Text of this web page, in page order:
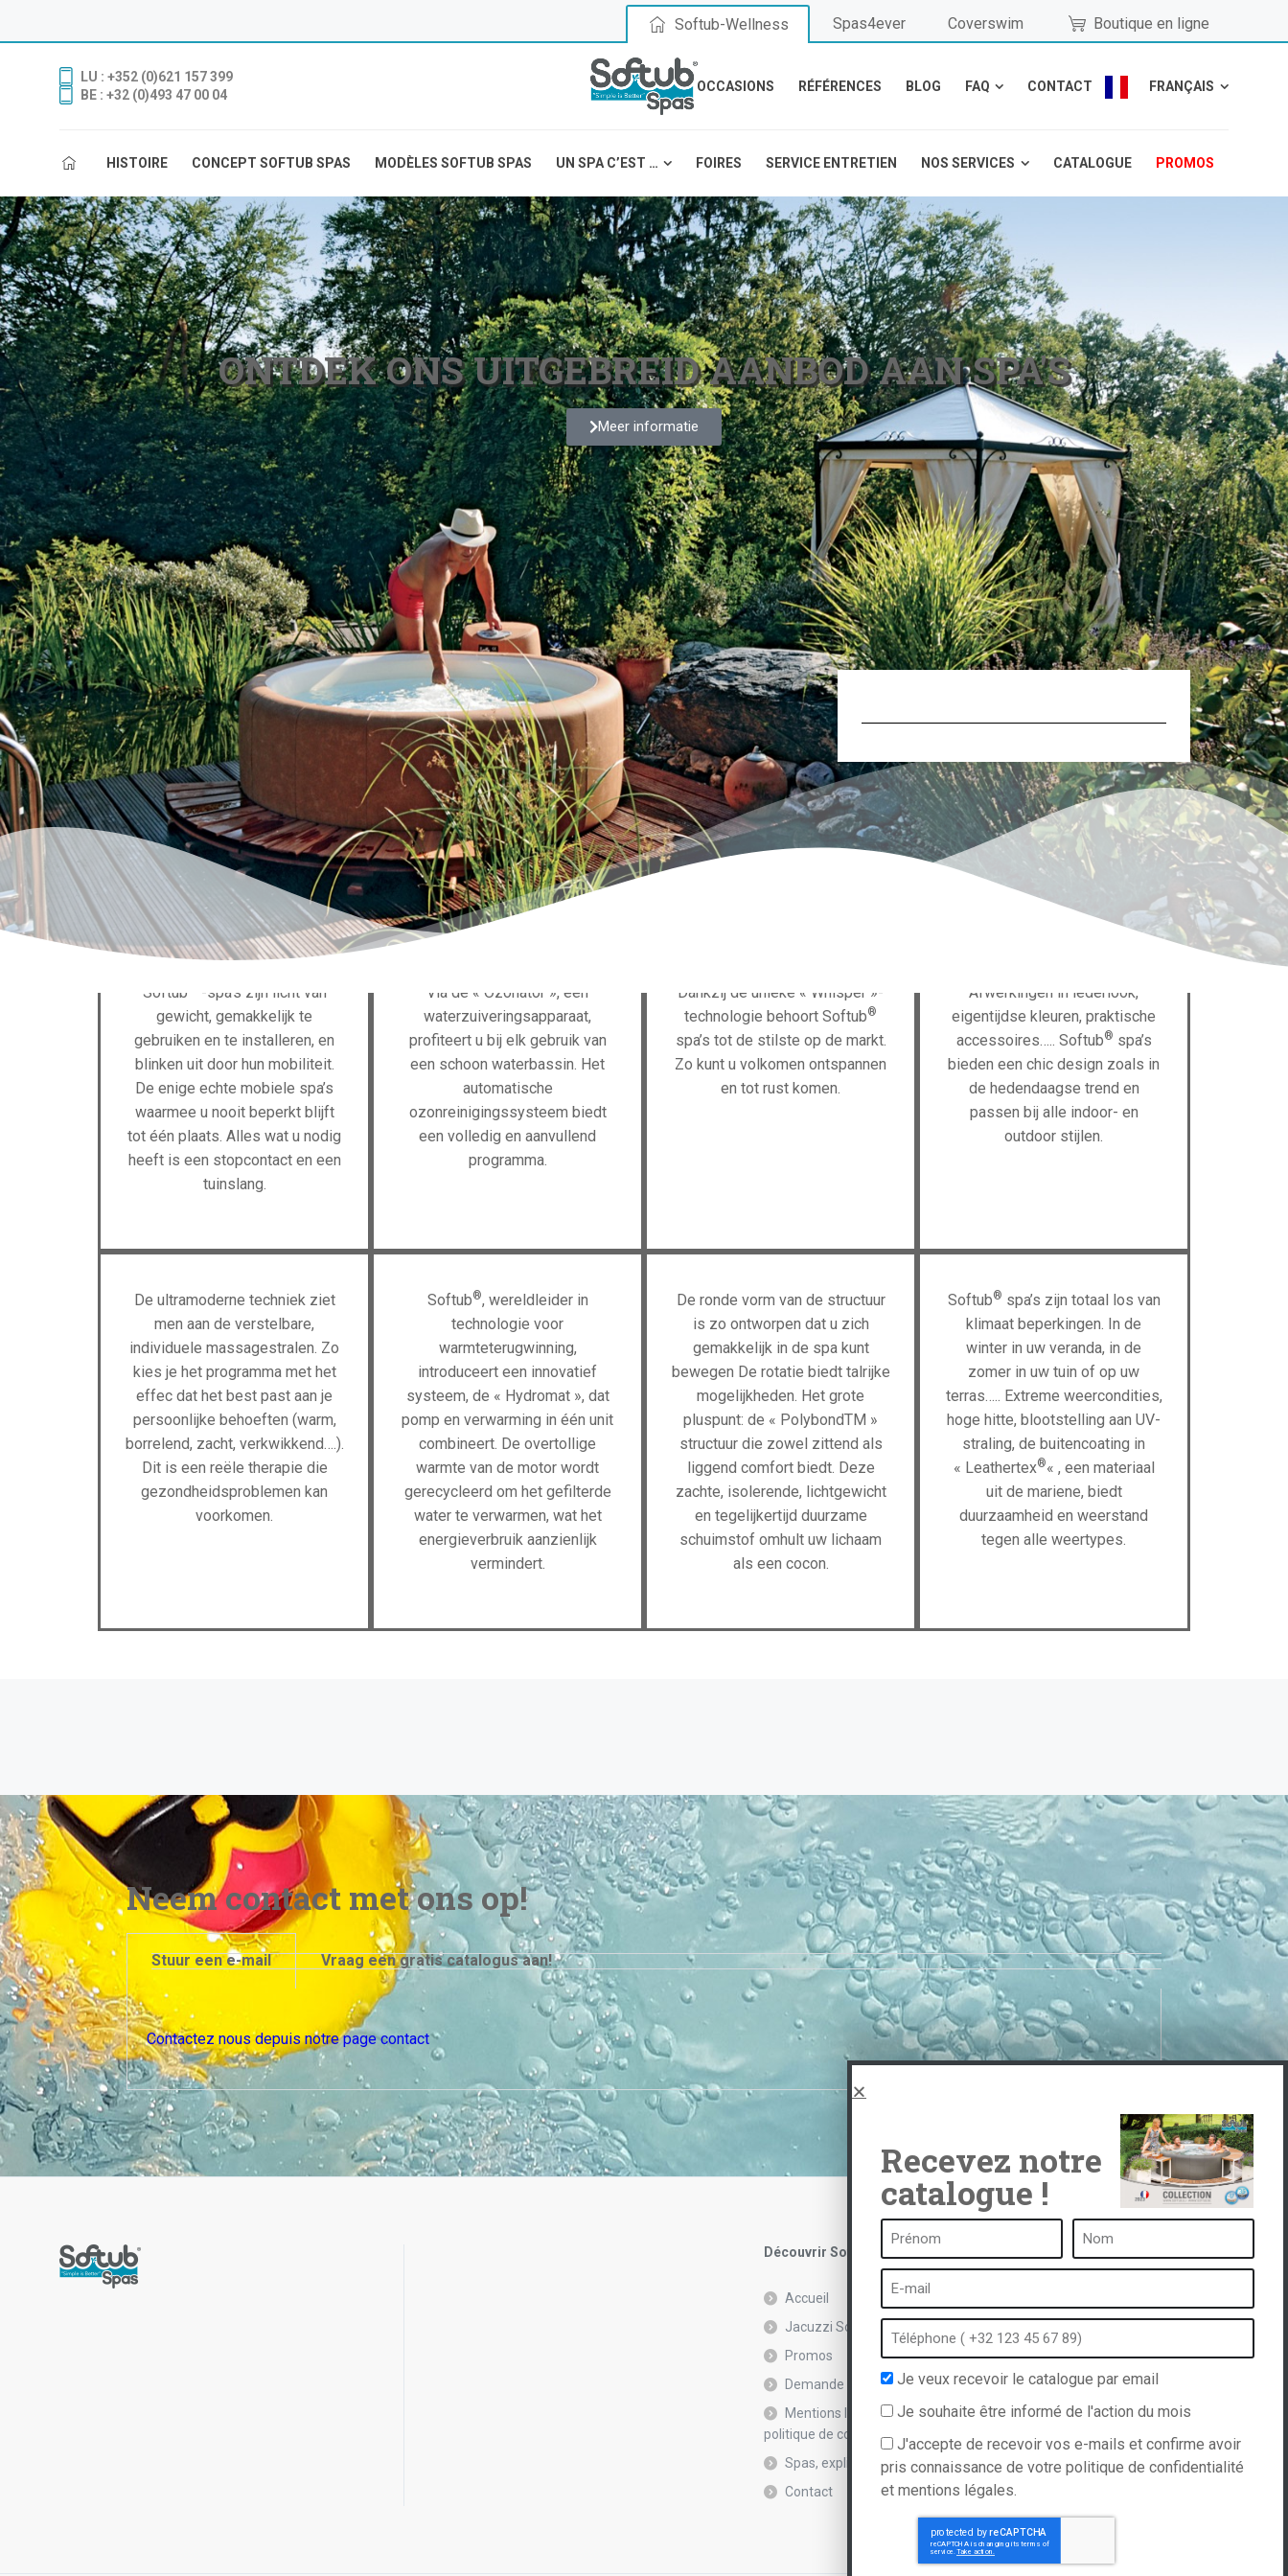
Softub-Wellness Spas4ever Coverswim Boutique en ligne
LU : +352 (0)621 157 399
BE : +32 (0)493 47 00 04
OCCASIONS RÉFÉRENCES BLOG FAQ CONTACT FRANÇAIS
HISTOIRE CONCEPT SOFTUB SPAS MODÈLES SOFTUB SPAS UN SPA C’EST … FOIRES SERVICE ENTRETIEN NOS SERVICES CATALOGUE PROMOS
ONTDEK ONS UITGEBREID AANBOD AAN SPA'S
Meer informatie
De Softub® is een ruimte van rust en ontspanning die u onvergetelijke, stressvrije momenten
biedt. Het bevrijdt lichaam en geest van de dagelijkse spanningen.
Softub
-spa’s zijn licht van
gewicht, gemakkelijk te
gebruiken en te installeren, en
blinken uit door hun mobiliteit.
De enige echte mobiele spa’s
waarmee u nooit beperkt blijft
tot één plaats. Alles wat u nodig
heeft is een stopcontact en een
tuinslang.
Via de « Ozonator », een
waterzuiveringsapparaat,
profiteert u bij elk gebruik van
een schoon waterbassin. Het
automatische
ozonreinigingssysteem biedt
een volledig en aanvullend
programma.
Dankzij de unieke « Whisper »-
technologie behoort Softub®
spa’s tot de stilste op de markt.
Zo kunt u volkomen ontspannen
en tot rust komen.
Afwerkingen in lederlook,
eigentijdse kleuren, praktische
accessoires….. Softub® spa’s
bieden een chic design zoals in
de hedendaagse trend en
passen bij alle indoor- en
outdoor stijlen.
De ultramoderne techniek ziet
men aan de verstelbare,
individuele massagestralen. Zo
kies je het programma met het
effec dat het best past aan je
persoonlijke behoeften (warm,
borrelend, zacht, verkwikkend….).
Dit is een reële therapie die
gezondheidsproblemen kan
voorkomen.
Softub®, wereldleider in
technologie voor
warmteterugwinning,
introduceert een innovatief
systeem, de « Hydromat », dat
pomp en verwarming in één unit
combineert. De overtollige
warmte van de motor wordt
gerecycleerd om het gefilterde
water te verwarmen, wat het
energieverbruik aanzienlijk
vermindert.
De ronde vorm van de structuur
is zo ontworpen dat u zich
gemakkelijk in de spa kunt
bewegen De rotatie biedt talrijke
mogelijkheden. Het grote
pluspunt: de « PolybondTM »
structuur die zowel zittend als
liggend comfort biedt. Deze
zachte, isolerende, lichtgewicht
en tegelijkertijd duurzame
schuimstof omhult uw lichaam
als een cocon.
Softub® spa’s zijn totaal los van
klimaat beperkingen. In de
winter in uw veranda, in de
zomer in uw tuin of op uw
terras….. Extreme weercondities,
hoge hitte, blootstelling aan UV-
straling, de buitencoating in
« Leathertex®« , een materiaal
uit de mariene, biedt
duurzaamheid en weerstand
tegen alle weertypes.
Neem contact met ons op!
Stuur een e-mail Vraag een gratis catalogus aan!
Contactez nous depuis notre page contact
Découvrir Softub
Accueil
Jacuzzi Softub
Promos
Demande de catalogue
Mentions légales et
politique de confidentialité
Spas, explications
Contact
Spa intérieur
Spa extérieur
Spa en hiver
Spa encastrable
Spa et hydrothérapie
Recevez notre
catalogue !
Je veux recevoir le catalogue par email
Je souhaite être informé de l'action du mois
J'accepte de recevoir vos e-mails et confirme avoir
pris connaissance de votre politique de confidentialité
et mentions légales.